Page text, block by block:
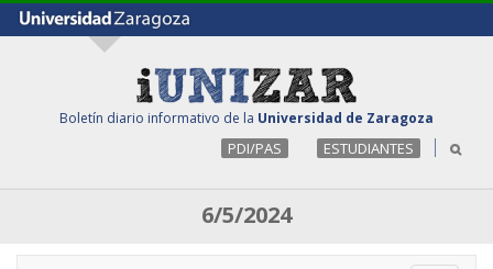
Boletín diario informativo de la Universidad de Zaragoza
PDI/PAS ESTUDIANTES
6/5/2024